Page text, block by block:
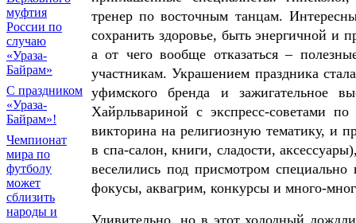
муфтия
России по
случаю
«Ураза-
Байрам»
С праздником
«Ураза-
Байрам»!
Чемпионат
мира по
футболу
может
сблизить
народы и
тренер по восточным танцам.
сохранить здоровье, быть энергичной и
а от чего вообще отказаться –
участникам. Украшением праздника
уфимского бренда и зажигательное
Хайрльвариной с экспресс-советами
викторина на религиозную тематику, и
в спа-салон, книги, сладости,
веселились под присмотром
фокусы, аквагрим, конкурсы и много-